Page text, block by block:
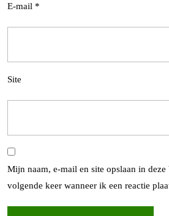
E-mail *
Site
Mijn naam, e-mail en site opslaan in deze
volgende keer wanneer ik een reactie